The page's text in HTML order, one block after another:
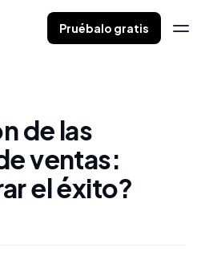
Pruébalo gratis
de las
ventas:
el éxito?